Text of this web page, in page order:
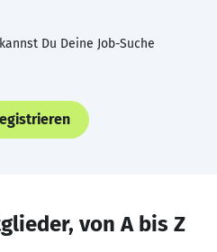
Du Deine Job-Suche
von A bis Z